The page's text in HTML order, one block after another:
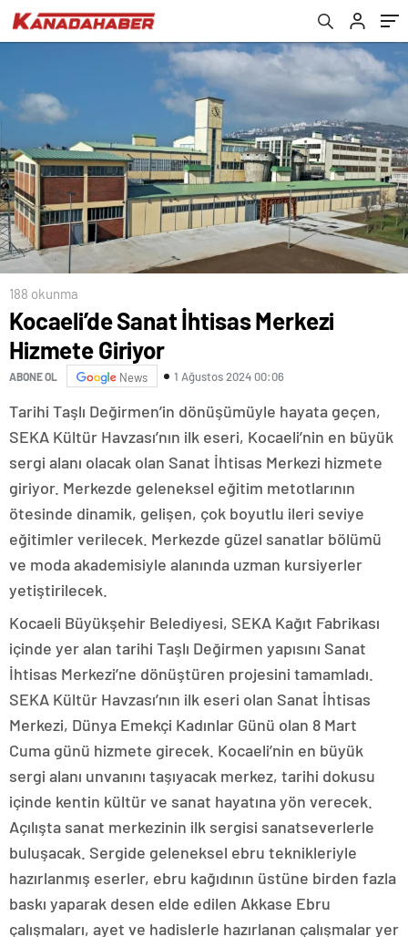
188 okunma
Kocaeli’de Sanat İhtisas Merkezi
Hizmete Giriyor
ABONE OL News 1 Ağustos 2024 00:06
Tarihi Taşlı Değirmen’in dönüşümüyle hayata geçen,
SEKA Kültür Havzası’nın ilk eseri, Kocaeli’nin en büyük
sergi alanı olacak olan Sanat İhtisas Merkezi hizmete
giriyor. Merkezde geleneksel eğitim metotlarının
ötesinde dinamik, gelişen, çok boyutlu ileri seviye
eğitimler verilecek. Merkezde güzel sanatlar bölümü
ve moda akademisiyle alanında uzman kursiyerler
yetiştirilecek.
Kocaeli Büyükşehir Belediyesi, SEKA Kağıt Fabrikası
içinde yer alan tarihi Taşlı Değirmen yapısını Sanat
İhtisas Merkezi’ne dönüştüren projesini tamamladı.
SEKA Kültür Havzası’nın ilk eseri olan Sanat İhtisas
Merkezi, Dünya Emekçi Kadınlar Günü olan 8 Mart
Cuma günü hizmete girecek. Kocaeli’nin en büyük
sergi alanı unvanını taşıyacak merkez, tarihi dokusu
içinde kentin kültür ve sanat hayatına yön verecek.
Açılışta sanat merkezinin ilk sergisi sanatseverlerle
buluşacak. Sergide geleneksel ebru teknikleriyle
hazırlanmış eserler, ebru kağıdının üstüne birden fazla
baskı yaparak desen elde edilen Akkase Ebru
çalışmaları, ayet ve hadislerle hazırlanan çalışmalar yer